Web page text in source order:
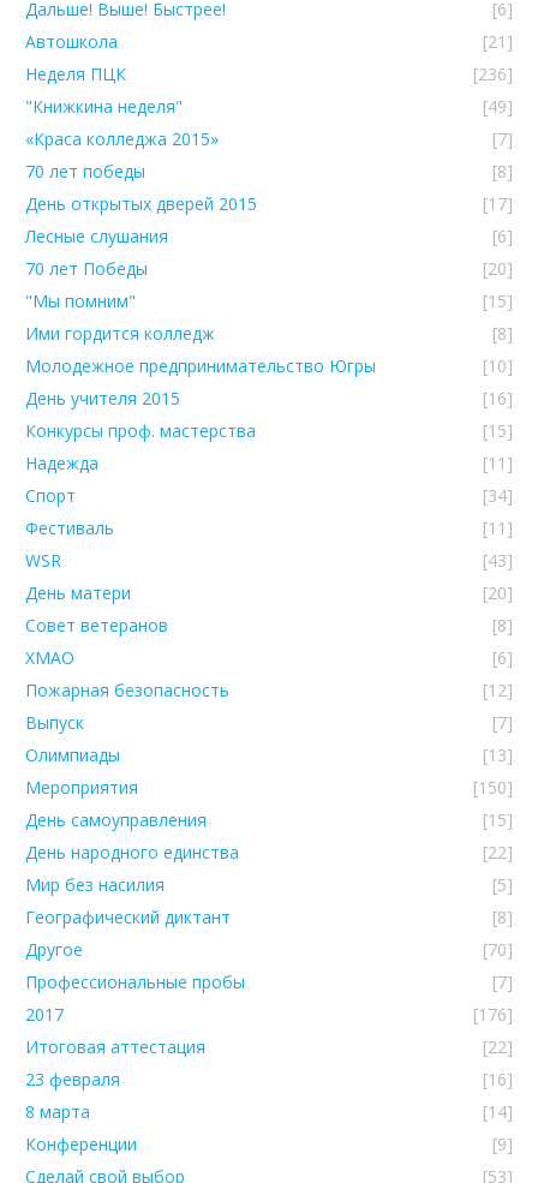
Дальше! Выше! Быстрее!
[6]
Автошкола
[21]
Неделя ПЦК
[236]
"Книжкина неделя"
[49]
«Краса колледжа 2015»
[7]
70 лет победы
[8]
День открытых дверей 2015
[17]
Лесные слушания
[6]
70 лет Победы
[20]
"Мы помним"
[15]
Ими гордится колледж
[8]
Молодежное предпринимательство Югры
[10]
День учителя 2015
[16]
Конкурсы проф. мастерства
[15]
Надежда
[11]
Спорт
[34]
Фестиваль
[11]
WSR
[43]
День матери
[20]
Совет ветеранов
[8]
ХМАО
[6]
Пожарная безопасность
[12]
Выпуск
[7]
Олимпиады
[13]
Мероприятия
[150]
День самоуправления
[15]
День народного единства
[22]
Мир без насилия
[5]
Географический диктант
[8]
Другое
[70]
Профессиональные пробы
[7]
2017
[176]
Итоговая аттестация
[22]
23 февраля
[16]
8 марта
[14]
Конференции
[9]
Сделай свой выбор
[53]